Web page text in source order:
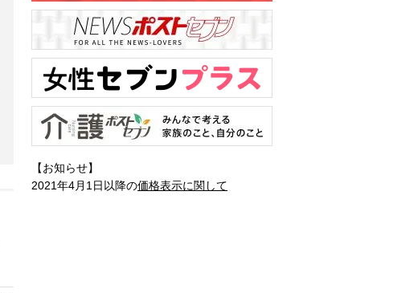
【お知らせ】
2021年4月1日以降の価格表示に関して